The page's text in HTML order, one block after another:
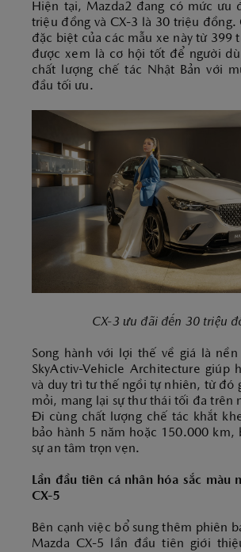
Hiện tại, Mazda2 đang có mức ưu
triệu đồng và CX-3 là 30 triệu đồng.
đặc biệt của các mẫu xe này từ 399
được xem là cơ hội tốt để người
chất lượng chế tác Nhật Bản với
đầu tối ưu.
CX-3 ưu đãi đến 30 triệu
Song hành với lợi thế về giá là
SkyActiv-Vehicle Architecture giúp
và duy trì tư thế ngồi tự nhiên, từ đó
mỏi, mang lại sự thư thái tối đa trên
Đi cùng chất lượng chế tác khắt
bảo hành 5 năm hoặc 150.000 km,
sự an tâm trọn vẹn.
Lần đầu tiên cá nhân hóa sắc màu
CX-5
Bên cạnh việc bổ sung thêm phiên
Mazda CX-5 lần đầu tiên giới